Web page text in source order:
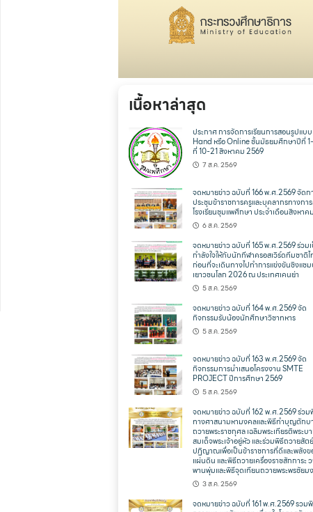
เนื้อหาล่าสุด
ประกาศ การจัดการเรียนการสอนรูปแบ
Hand หรือ Online ชั้นมัธยมศึกษาปีที่
ที่ 10-21 สิงหาคม 2569
7 ส.ค. 2569
จดหมายข่าว ฉบับที่ 166 พ.ศ.2569 จัดก
ประชุมข้าราชการครูและบุคลากรทางกา
โรงเรียนชุมแพศึกษา ประจำเดือนสิงหาค
6 ส.ค. 2569
จดหมายข่าว ฉบับที่ 165 พ.ศ.2569 ร่วม
กำลังใจให้กับนักกีฬาครอสเวิร์ดทีมชาติ
ก่อนที่จะเดินทางไปทำการแข่งขันชิงแช
เยาวชนโลก 2026 ณ ประเทศเคนย่า
5 ส.ค. 2569
จดหมายข่าว ฉบับที่ 164 พ.ศ.2569 จัด
กิจกรรมรับน้องนักศึกษาวิชาทหาร
5 ส.ค. 2569
จดหมายข่าว ฉบับที่ 163 พ.ศ.2569 จัด
กิจกรรมการนำเสนอโครงงาน SMTE
PROJECT ปีการศึกษา 2569
5 ส.ค. 2569
จดหมายข่าว ฉบับที่ 162 พ.ศ.2569 ร่วม
ทางศาสนามหามงคลและพิธีทำบุญตักบ
ถวายพระราชกุศล เฉลิมพระเกียรติพระบ
สมเด็จพระเจ้าอยู่หัว และร่วมพิธีถวายสัต
ปฏิญาณเพื่อเป็นข้าราชการที่ดีและพลังข
แผ่นดิน และพิธีถวายเครื่องราชสักการะ
พานพุ่มและพิธีจุดเทียนถวายพระพรชัยม
3 ส.ค. 2569
จดหมายข่าว ฉบับที่ 161 พ.ศ.2569 รวม